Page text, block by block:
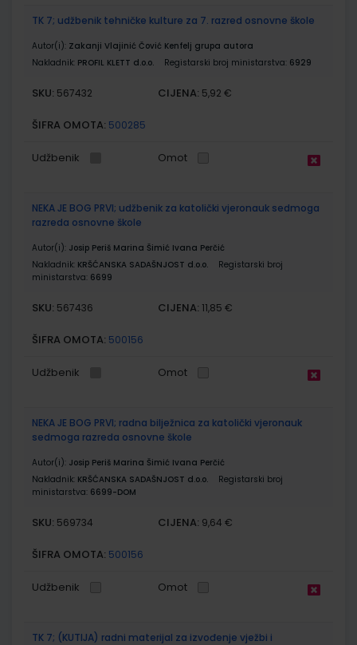
TK 7; udžbenik tehničke kulture za 7. razred osnovne škole
Autor(i): Zakanji Vlajinić Čović Kenfelj grupa autora
Nakladnik: PROFIL KLETT d.o.o. Registarski broj ministarstva: 6929
SKU: 567432 CIJENA: 5,92 €
ŠIFRA OMOTA: 500285
Udžbenik Omot
NEKA JE BOG PRVI; udžbenik za katolički vjeronauk sedmoga
razreda osnovne škole
Autor(i): Josip Periš Marina Šimić Ivana Perčić
Nakladnik: KRŠĆANSKA SADAŠNJOST d.o.o.
Registarski broj
ministarstva: 6699
SKU: 567436 CIJENA: 11,85 €
ŠIFRA OMOTA: 500156
Udžbenik Omot
NEKA JE BOG PRVI; radna bilježnica za katolički vjeronauk
sedmoga razreda osnovne škole
Autor(i): Josip Periš Marina Šimić Ivana Perčić
Nakladnik: KRŠĆANSKA SADAŠNJOST d.o.o.
Registarski broj
ministarstva: 6699-DOM
SKU: 569734 CIJENA: 9,64 €
ŠIFRA OMOTA: 500156
Udžbenik Omot
TK 7; (KUTIJA) radni materijal za izvođenje vježbi i